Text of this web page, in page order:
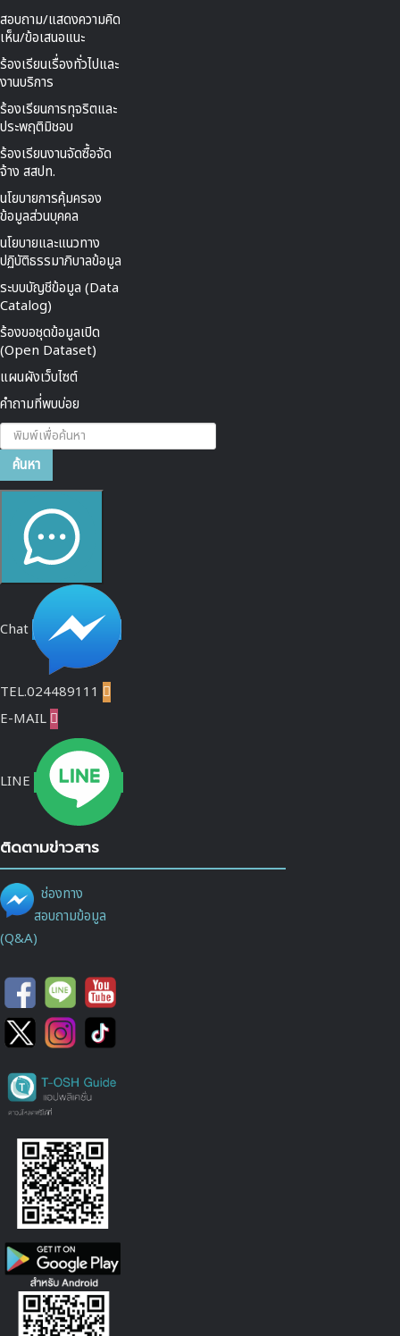
สอบถาม/แสดงความคิด
เห็น/ข้อเสนอแนะ
ร้องเรียนเรื่องทั่วไปและ
งานบริการ
ร้องเรียนการทุจริตและ
ประพฤติมิชอบ
ร้องเรียนงานจัดซื้อจัด
จ้าง สสปท.
นโยบายการคุ้มครอง
ข้อมูลส่วนบุคคล
นโยบายและแนวทาง
ปฏิบัติธรรมาภิบาลข้อมูล
ระบบบัญชีข้อมูล (Data
Catalog)
ร้องขอชุดข้อมูลเปิด
(Open Dataset)
แผนผังเว็บไซต์
คำถามที่พบบ่อย
ค้นหา...
ค้นหา
Chat
TEL.024489111 
E-MAIL 
LINE
ติดตามข่าวสาร
ช่องทาง
สอบถามข้อมูล
(Q&A)